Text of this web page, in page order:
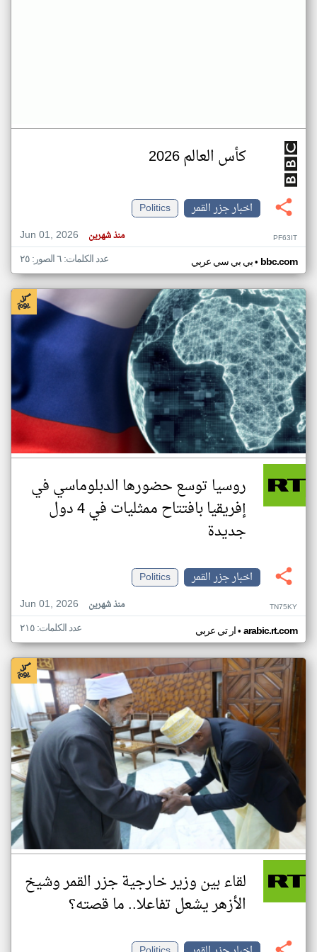
كأس العالم 2026
اخبار جزر القمر
Politics
Jun 01, 2026
منذ شهرين PF63IT
بي بي سي عربي• bbc.com عدد الكلمات: ٦ الصور: ٢٥
روسيا توسع حضورها الدبلوماسي في
إفريقيا بافتتاح ممثليات في 4 دول
جديدة
اخبار جزر القمر
Politics
Jun 01, 2026
منذ شهرين TN75KY
ار تي عربي• arabic.rt.com عدد الكلمات: ٢١٥
لقاء بين وزير خارجية جزر القمر وشيخ
الأزهر يشعل تفاعلا.. ما قصته؟